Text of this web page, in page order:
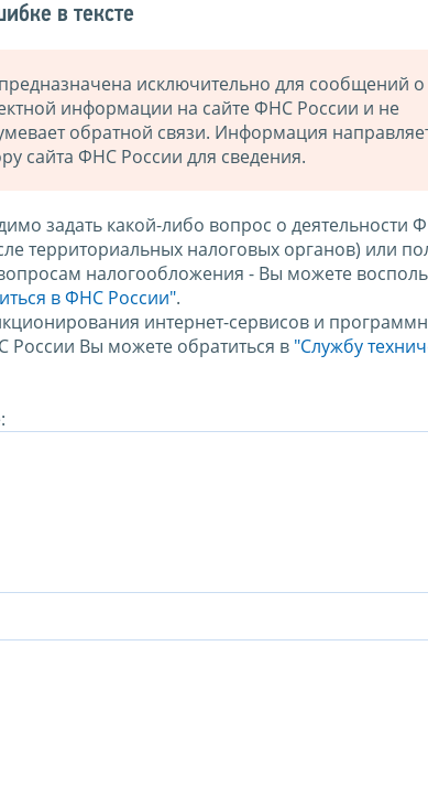
в тексте
исключительно для сообщений о
информации на сайте ФНС России и не
обратной связи. Информация
сайта ФНС России для сведения.
задать какой-либо вопрос о деятельности
территориальных налоговых органов) или
налогообложения - Вы можете
в ФНС России".
интернет-сервисов и
России Вы можете обратиться в "Службу